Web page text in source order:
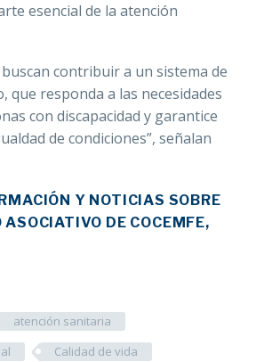
esencial de la atención
contribuir a un sistema de
que responda a las necesidades
con discapacidad y garantice
de condiciones”, señalan
Y NOTICIAS SOBRE
DE COCEMFE,
atención sanitaria
Calidad de vida